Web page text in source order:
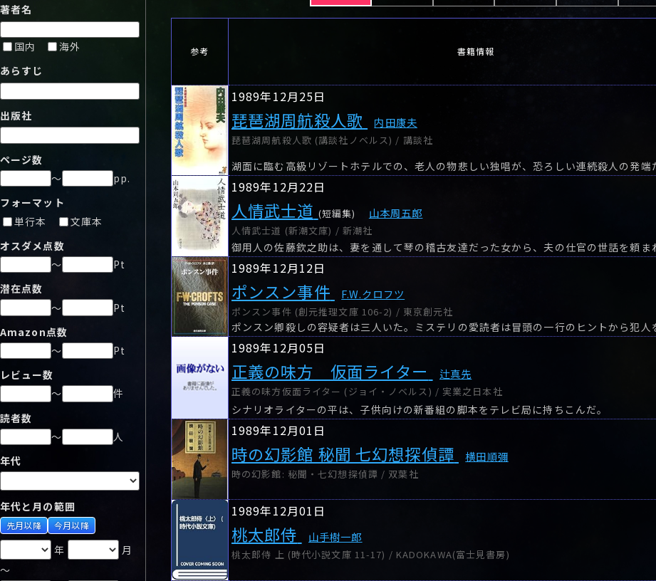
著者名
国内
海外
あらすじ
出版社
ページ数
～
pp.
フォーマット
単行本
文庫本
オスダメ点数
～
Pt
潜在点数
～
Pt
Amazon点数
～
Pt
レビュー数
～
件
読者数
～
人
年代
年代と月の範囲
先月以降 今月以降
年
月
～
参考 書籍情報
1989年12月25日
琵琶湖周航殺人歌 内田康夫
琵琶湖周航殺人歌 (講談社ノベルス) / 講談社
湖面に臨む高級リゾートホテルでの、老人の物悲しい独唱が、恐ろしい連続殺人の発端
1989年12月22日
人情武士道 (短編集) 山本周五郎
人情武士道 (新潮文庫) / 新潮社
御用人の佐藤欽之助は、妻を通して琴の稽古友達だった女から、夫の仕官の世話を頼ま
1989年12月12日
ポンスン事件 F.W.クロフツ
ポンスン事件 (創元推理文庫 106-2) / 東京創元社
1989年12月05日
正義の味方 仮面ライター 辻真先
正義の味方仮面ライター (ジョイ・ノベルス) / 実業之日本社
シナリオライターの平は、子供向けの新番組の脚本をテレビ局に持ちこんだ。
1989年12月01日
時の幻影館 秘聞 七幻想探偵譚 横田順彌
時の幻影館: 秘聞・七幻想探偵譚 / 双葉社
1989年12月01日
桃太郎侍 山手樹一郎
桃太郎侍 上 (時代小説文庫 11-17) / KADOKAWA(富士見書房)